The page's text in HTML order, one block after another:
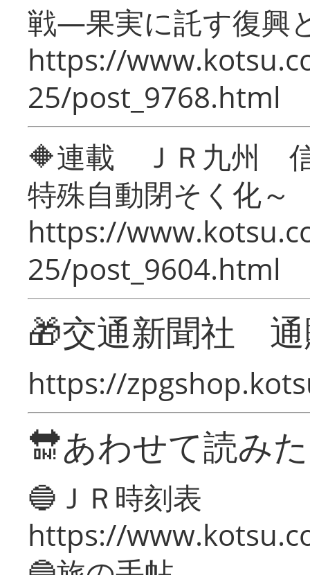
戦―果実に託す復興
https://
25/post_9768.html
🔶連載 ＪＲ九州 信
特殊自動閉そく化～
https://
25/post_9604.html
🎁交通新聞社
https://
🔛あわせて読み
🔵ＪＲ時刻表
https://